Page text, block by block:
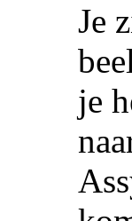
Je
je